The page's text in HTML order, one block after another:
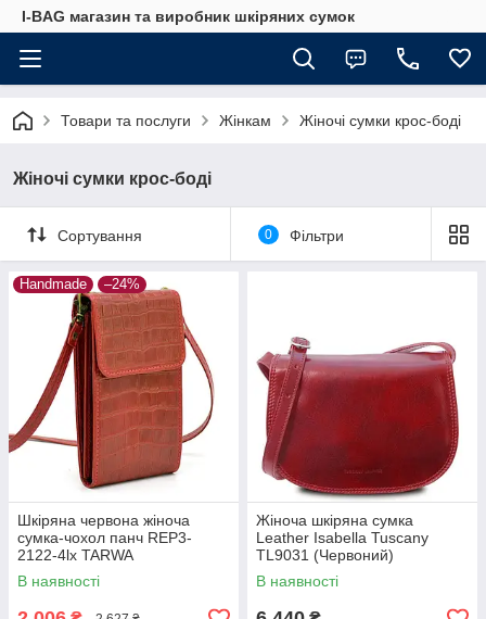
I-BAG магазин та виробник шкіряних сумок
Товари та послуги Жінкам Жіночі сумки крос-боді
Жіночі сумки крос-боді
Сортування 0 Фільтри
Handmade –24%
Шкіряна червона жіноча
сумка-чохол панч REP3-
2122-4lx TARWA
В наявності
Жіноча шкіряна сумка
Leather Isabella Tuscany
TL9031 (Червоний)
В наявності